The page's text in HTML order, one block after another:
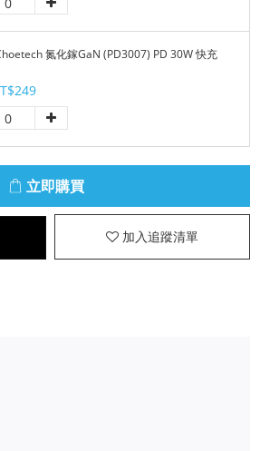
氮化鎵GaN (PD3007) PD 30W 快充
立即購買
加入追蹤清單